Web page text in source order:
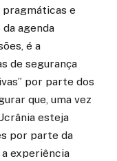
pragmáticas e
agenda
é a
de segurança
por parte dos
que, uma vez
esteja
por parte da
a experiência